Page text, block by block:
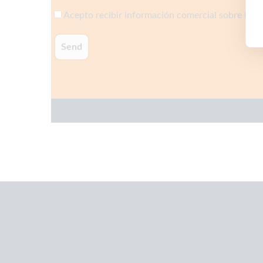
Acepto recibir información comercial sobre la